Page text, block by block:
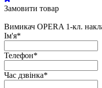
Замовити товар
Вимикач OPERA 1-кл.
Ім'я*
Телефон*
Час дзвінка*